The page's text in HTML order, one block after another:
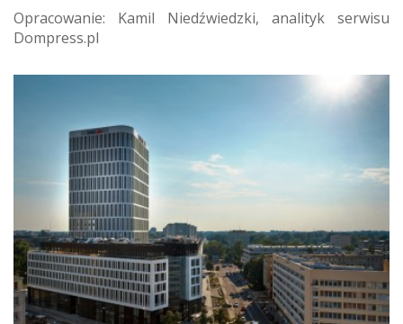
Opracowanie: Kamil Niedźwiedzki, analityk serwisu
Dompress.pl